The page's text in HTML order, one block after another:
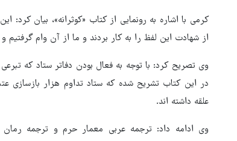
کرمی با اشاره به رونمایی از کتاب «کوثرانه»، بیان
از شهادت این لفظ را به کار بردند و ما از آن وام گرفتیم
وی تصریح کرد: با توجه به فعال بودن دفاتر ستاد که
در این کتاب تشریح شده که ستاد تداوم هزار بازسازی
علقه داشته اند.
وی ادامه داد: ترجمه عربی معمار حرم و ترجمه رمان